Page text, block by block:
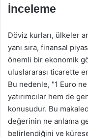
İnceleme
Döviz kurları, ülkeler
yanı sıra, finansal
önemli bir ekonomik
uluslararası ticarette
Bu nedenle, "1 Euro
yatırımcılar hem de
konusudur. Bu
değerinin ne anlama
belirlendiğini ve